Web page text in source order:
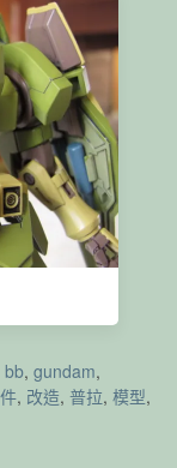
bb, gundam,
, 改造, 普拉, 模型,